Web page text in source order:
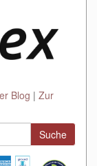
Blog
Zur
Suche